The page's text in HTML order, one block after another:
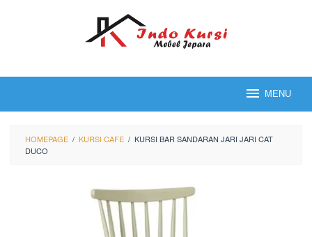
MENU
HOMEPAGE / KURSI CAFE / KURSI BAR SANDARAN JARI JARI CAT
DUCO